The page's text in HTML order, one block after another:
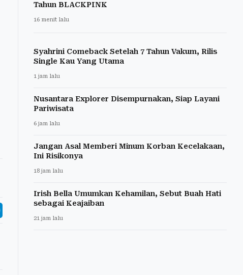
Tahun BLACKPINK
16 menit lalu
Syahrini Comeback Setelah 7 Tahun Vakum, Rilis
Single Kau Yang Utama
1 jam lalu
Nusantara Explorer Disempurnakan, Siap Layani
Pariwisata
6 jam lalu
Jangan Asal Memberi Minum Korban Kecelakaan,
Ini Risikonya
18 jam lalu
Irish Bella Umumkan Kehamilan, Sebut Buah Hati
sebagai Keajaiban
21 jam lalu